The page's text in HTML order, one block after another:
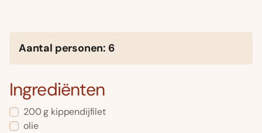
Aantal personen: 6
Ingrediënten
200 g kippendijfilet
olie